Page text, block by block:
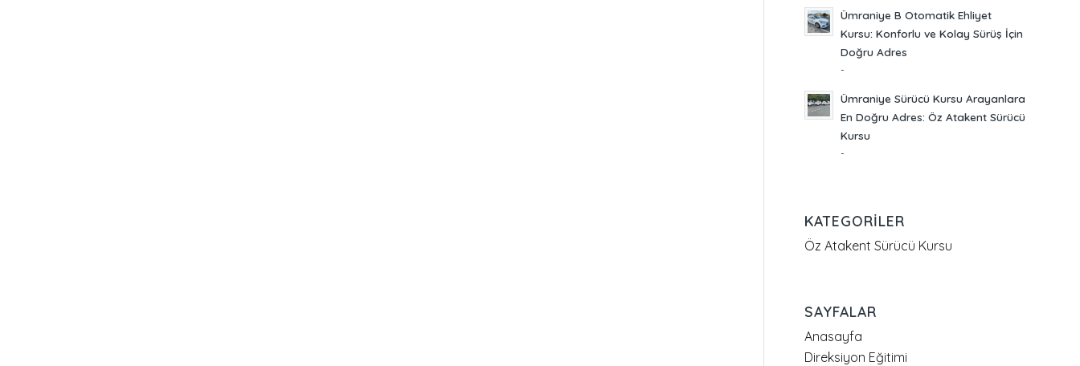
Ümraniye B Otomatik Ehliyet
Kursu: Konforlu ve Kolay Sürüş İçin
Doğru Adres
-
Ümraniye Sürücü Kursu Arayanlara
En Doğru Adres: Öz Atakent Sürücü
Kursu
-
KATEGORILER
Öz Atakent Sürücü Kursu
SAYFALAR
Anasayfa
Direksiyon Eğitimi